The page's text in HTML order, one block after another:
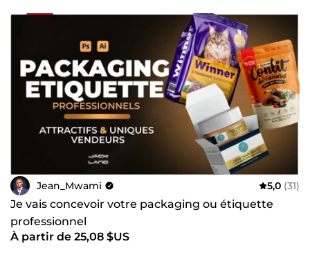
Jean_Mwami 5,0 (31)
Je vais concevoir votre packaging ou étiquette
professionnel
À partir de 25,08 $US